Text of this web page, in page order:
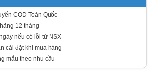
COD Toàn Quốc
12 tháng
nếu có lỗi từ NSX
cài đặt khi mua hàng
mẫu theo nhu cầu